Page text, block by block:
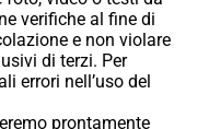
verifiche al fine di
e non violare
di terzi. Per
errori nell’uso del
prontamente